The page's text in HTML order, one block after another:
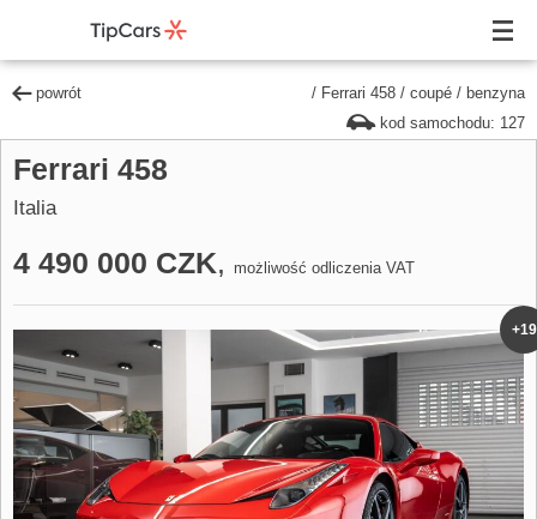
powrót / Ferrari 458 / coupé / benzyna
kod samochodu: 127
Ferrari 458
Italia
4 490 000 CZK, możliwość odliczenia VAT
+19